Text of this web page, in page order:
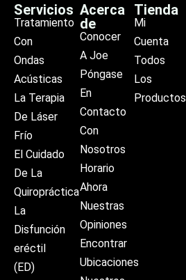
Servicios
Tratamiento
Con
Ondas
Acústicas
La Terapia
De Láser
Frío
El Cuidado
De La
Quiropráctica
La
Disfunción
eréctil
(ED)
Acerca
de
Conocer
A Joe
Póngase
En
Contacto
Con
Nosotros
Horario
Ahora
Nuestras
Opiniones
Encontrar
Ubicaciones
Tienda
Mi
Cuenta
Todos
Los
Productos